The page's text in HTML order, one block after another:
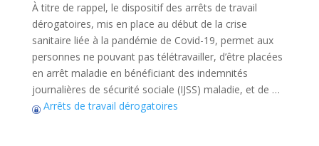
À titre de rappel, le dispositif des arrêts de travail
dérogatoires, mis en place au début de la crise
sanitaire liée à la pandémie de Covid-19, permet aux
personnes ne pouvant pas télétravailler, d’être placées
en arrêt maladie en bénéficiant des indemnités
journalières de sécurité sociale (IJSS) maladie, et de …
Arrêts de travail dérogatoires